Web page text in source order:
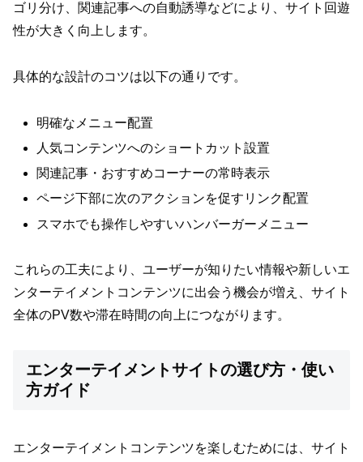
ゴリ分け、関連記事への自動誘導などにより、サイト回遊
性が大きく向上します。
具体的な設計のコツは以下の通りです。
明確なメニュー配置
人気コンテンツへのショートカット設置
関連記事・おすすめコーナーの常時表示
ページ下部に次のアクションを促すリンク配置
スマホでも操作しやすいハンバーガーメニュー
これらの工夫により、ユーザーが知りたい情報や新しいエ
ンターテイメントコンテンツに出会う機会が増え、サイト
全体のPV数や滞在時間の向上につながります。
エンターテイメントサイトの選び方・使い
方ガイド
エンターテイメントコンテンツを楽しむためには、サイト